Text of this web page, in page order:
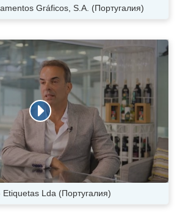
Gráficos, S.A. (Португалия)
Etiquetas Lda (Португалия)